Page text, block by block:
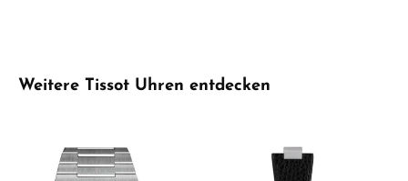
Produktgalerie überspringen
Weitere Tissot Uhren entdecken